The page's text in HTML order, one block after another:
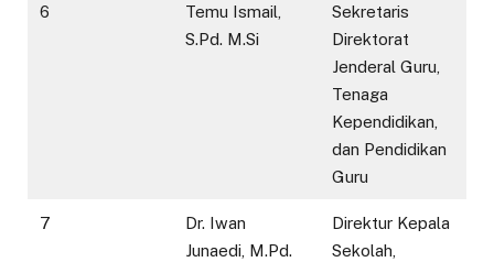
6
Temu Ismail,
S.Pd. M.Si
Sekretaris
Direktorat
Jenderal Guru,
Tenaga
Kependidikan,
dan Pendidikan
Guru
7
Dr. Iwan
Junaedi, M.Pd.
Direktur Kepala
Sekolah,